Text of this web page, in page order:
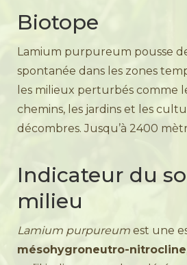
Biotope
Lamium purpureum pousse
spontanée dans les zones
les milieux perturbés comme
chemins, les jardins et les
décombres. Jusqu’à 2400
Indicateur du
milieu
Lamium purpureum est une
mésohygroneutro-nitrocline